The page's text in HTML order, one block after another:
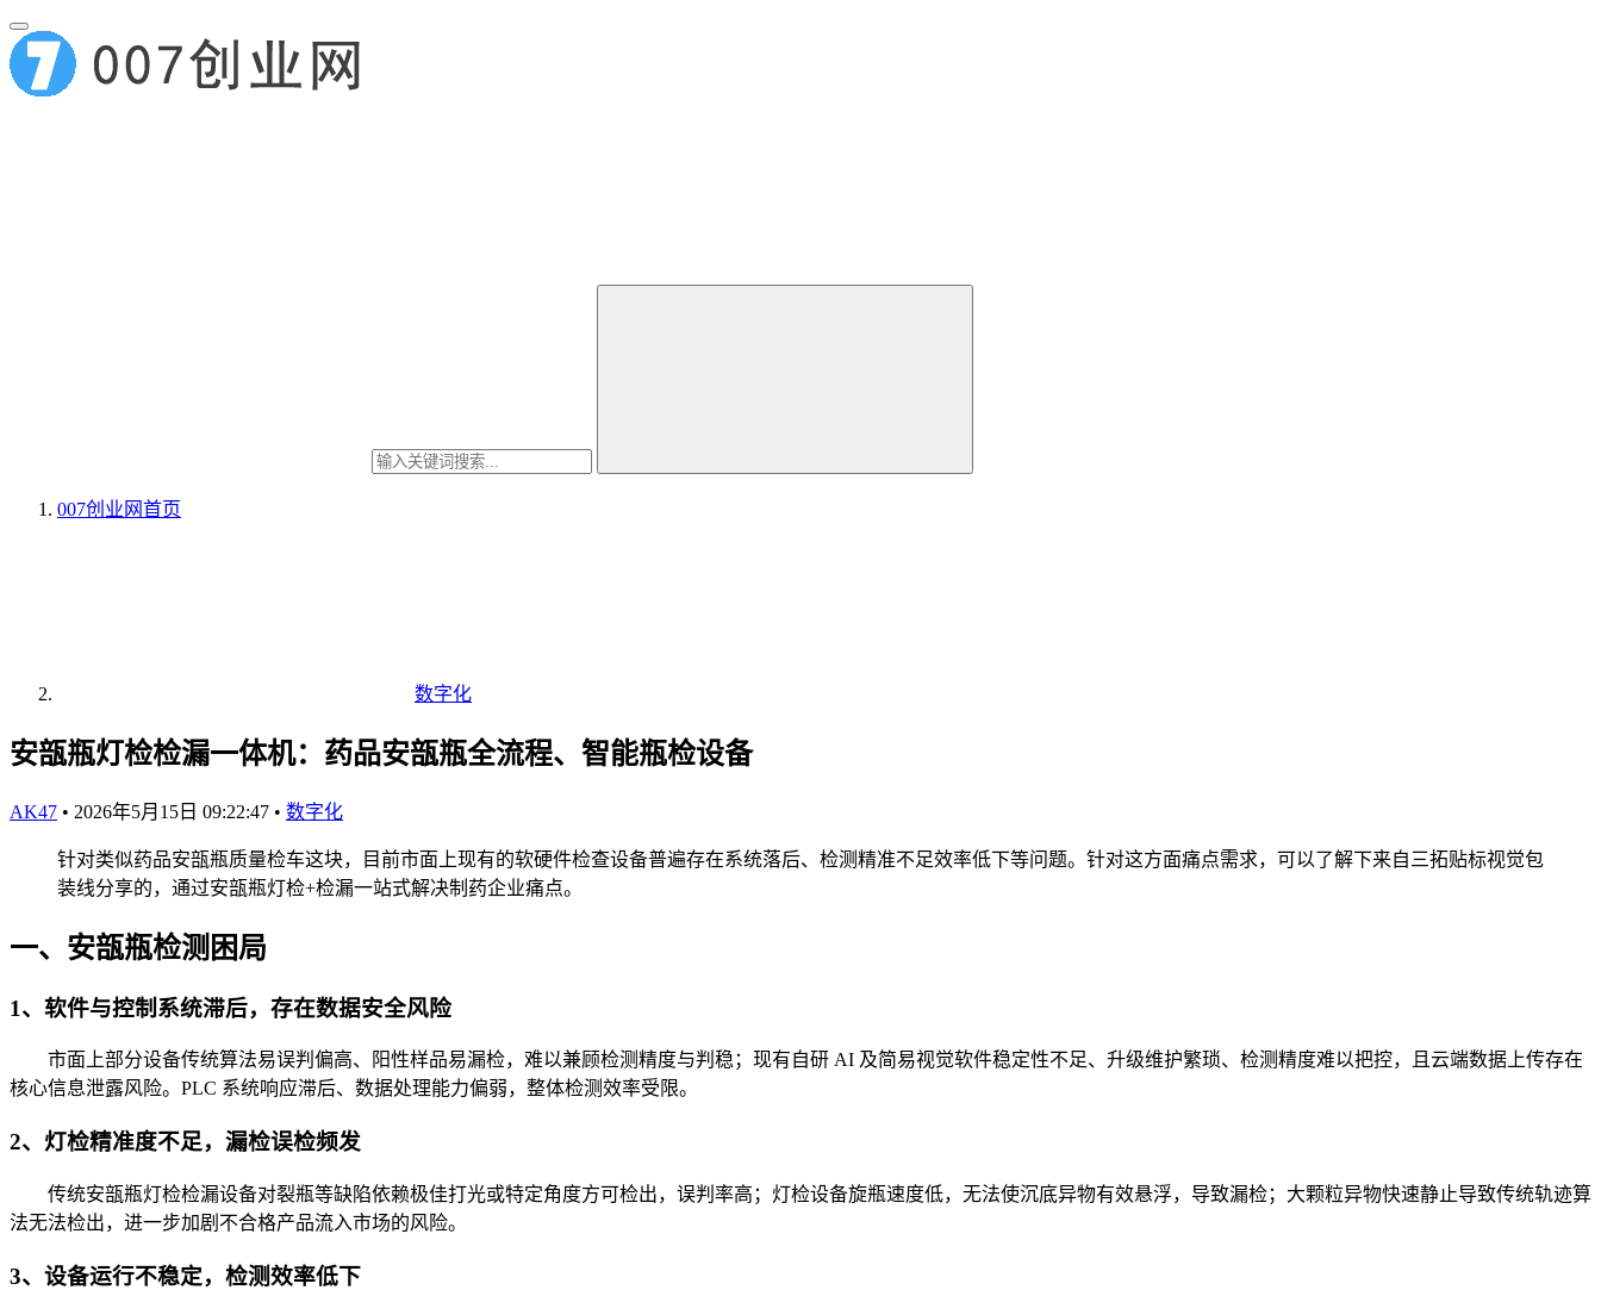
007创业网首页
数字化
安瓿瓶灯检检漏一体机：药品安瓿瓶全流程、智能瓶检设备
AK47 • 2026年5月15日 09:22:47 • 数字化
针对类似药品安瓿瓶质量检车这块，目前市面上现有的软硬件检查设备普遍存在系统落后、检测精准不足效率低下等问题。针对这方面痛点需求，可以了解下来自三拓贴标视觉包
装线分享的，通过安瓿瓶灯检+检漏一站式解决制药企业痛点。
一、安瓿瓶检测困局
1、软件与控制系统滞后，存在数据安全风险
市面上部分设备传统算法易误判偏高、阳性样品易漏检，难以兼顾检测精度与判稳；现有自研 AI 及简易视觉软件稳定性不足、升级维护繁琐、检测精度难以把控，且云端数据上传存在
核心信息泄露风险。PLC 系统响应滞后、数据处理能力偏弱，整体检测效率受限。
2、灯检精准度不足，漏检误检频发
传统安瓿瓶灯检检漏设备对裂瓶等缺陷依赖极佳打光或特定角度方可检出，误判率高；灯检设备旋瓶速度低，无法使沉底异物有效悬浮，导致漏检；大颗粒异物快速静止导致传统轨迹算
法无法检出，进一步加剧不合格产品流入市场的风险。
3、设备运行不稳定，检测效率低下